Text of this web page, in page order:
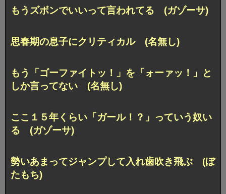
もうズボンでいいって言われてる (ガゾーサ)
思春期の息子にクリティカル (名無し)
もう「ゴーファイトッ！」を「ォーァッ！」と
しか言ってない (名無し)
ここ１５年くらい「ガール！？」っていう奴い
る (ガゾーサ)
勢いあまってジャンプして入れ歯吹き飛ぶ (ぼ
たもち)